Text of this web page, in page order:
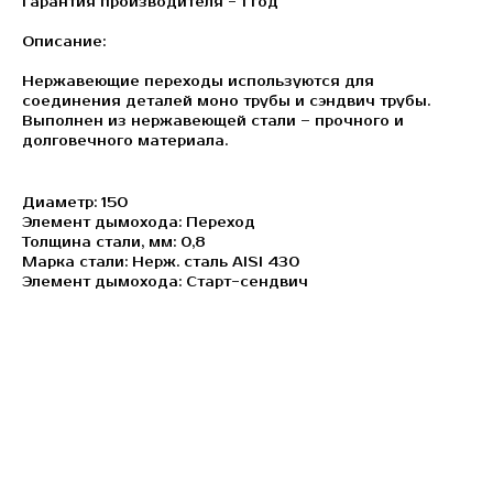
Описание:
Нержавеющие переходы используются для
соединения деталей моно трубы и сэндвич трубы.
Выполнен из нержавеющей стали – прочного и
долговечного материала.
Диаметр: 150
Элемент дымохода: Переход
Толщина стали, мм: 0,8
Марка стали: Нерж. сталь AISI 430
Элемент дымохода: Старт-сендвич